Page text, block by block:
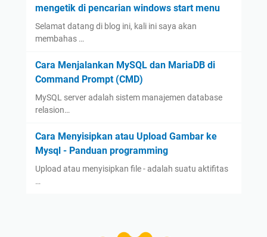
mengetik di pencarian windows start menu
Selamat datang di blog ini, kali ini saya akan
membahas …
Cara Menjalankan MySQL dan MariaDB di
Command Prompt (CMD)
MySQL server adalah sistem manajemen database
relasion…
Cara Menyisipkan atau Upload Gambar ke
Mysql - Panduan programming
Upload atau menyisipkan file - adalah suatu aktifitas
…